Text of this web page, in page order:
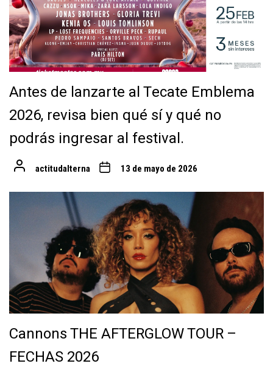
Antes de lanzarte al Tecate Emblema
2026, revisa bien qué sí y qué no
podrás ingresar al festival.
actitudalterna 13 de mayo de 2026
Cannons THE AFTERGLOW TOUR –
FECHAS 2026